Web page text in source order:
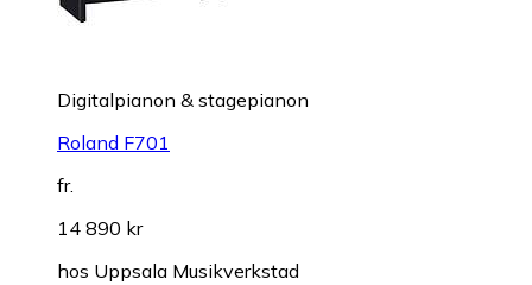
Digitalpianon & stagepianon
Roland F701
fr.
14 890 kr
hos Uppsala Musikverkstad